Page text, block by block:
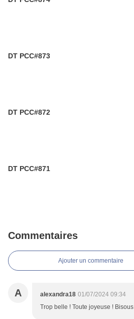
DT PCC#873
DT PCC#872
DT PCC#871
Commentaires
Ajouter un commentaire
A alexandra18 01/07/2024 09:34
Trop belle ! Toute joyeuse ! Bisous